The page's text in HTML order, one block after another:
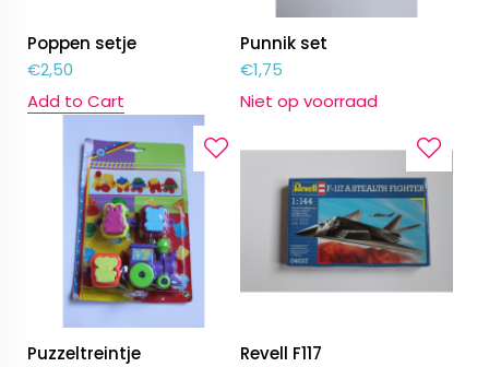
Poppen setje
€2,50
Add to Cart
Punnik set
€1,75
Niet op voorraad
Puzzeltreintje
Revell F117